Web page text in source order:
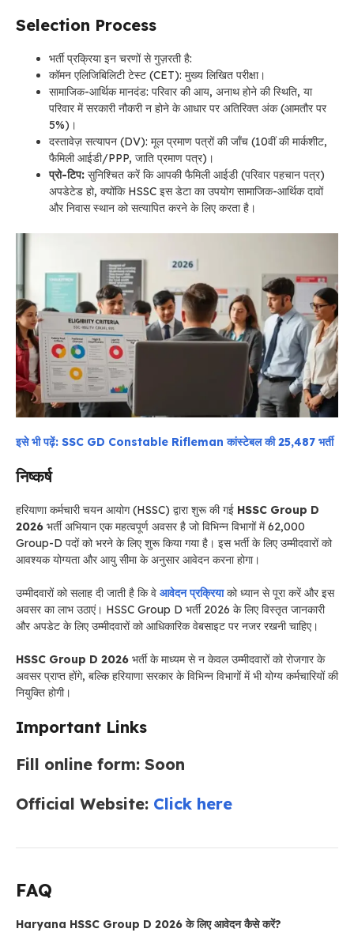
Selection Process
भर्ती प्रक्रिया इन चरणों से गुज़रती है:
कॉमन एलिजिबिलिटी टेस्ट (CET): मुख्य लिखित परीक्षा।
सामाजिक-आर्थिक मानदंड: परिवार की आय, अनाथ होने की स्थिति, या
परिवार में सरकारी नौकरी न होने के आधार पर अतिरिक्त अंक (आमतौर पर
5%)।
दस्तावेज़ सत्यापन (DV): मूल प्रमाण पत्रों की जाँच (10वीं की मार्कशीट,
फैमिली आईडी/PPP, जाति प्रमाण पत्र)।
प्रो-टिप: सुनिश्चित करें कि आपकी फैमिली आईडी (परिवार पहचान पत्र)
अपडेटेड हो, क्योंकि HSSC इस डेटा का उपयोग सामाजिक-आर्थिक दावों
और निवास स्थान को सत्यापित करने के लिए करता है।
इसे भी पढ़ें: SSC GD Constable Rifleman कांस्टेबल की 25,487 भर्ती
निष्कर्ष
हरियाणा कर्मचारी चयन आयोग (HSSC) द्वारा शुरू की गई HSSC Group D
2026 भर्ती अभियान एक महत्वपूर्ण अवसर है जो विभिन्न विभागों में 62,000
Group-D पदों को भरने के लिए शुरू किया गया है। इस भर्ती के लिए उम्मीदवारों को
आवश्यक योग्यता और आयु सीमा के अनुसार आवेदन करना होगा।
उम्मीदवारों को सलाह दी जाती है कि वे आवेदन प्रक्रियाको ध्यान से पूरा करें और इस
अवसर का लाभ उठाएं। HSSC Group D भर्ती 2026 के लिए विस्तृत जानकारी
और अपडेट के लिए उम्मीदवारों को आधिकारिक वेबसाइट पर नजर रखनी चाहिए।
HSSC Group D 2026 भर्ती के माध्यम से न केवल उम्मीदवारों को रोजगार के
अवसर प्राप्त होंगे, बल्कि हरियाणा सरकार के विभिन्न विभागों में भी योग्य कर्मचारियों की
नियुक्ति होगी।
Important Links
Fill online form: Soon
Official Website: Click here
FAQ
Haryana HSSC Group D 2026 के लिए आवेदन कैसे करें?